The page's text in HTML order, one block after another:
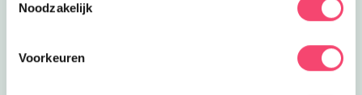
Noodzakelijk
Voorkeuren